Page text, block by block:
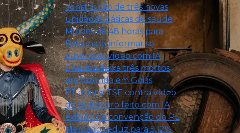
construção de três novas
unidades básicas de saúde
Moraes dá 48 horas para
Bolsonaro informar se
autorizou vídeo com IA
Chacina deixa três mortos
em fazenda em Goiás
PT aciona TSE contra vídeo
de Bolsonaro feito com IA
exibido na convenção do PL
Mercado reduz para 5,12%